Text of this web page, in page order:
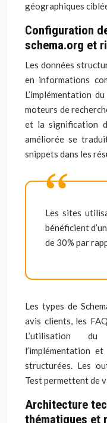
géographiques
Configuration
schema.org et
Les données
en informations
L’implémentation
moteurs de
et la signification
améliorée se
snippets dans les
Les sites
bénéficient
de 30% par
Les types de
avis clients, les
L’utilisation
l’implémentation
structurées. Les
Test permettent de
Architecture
thématiques et